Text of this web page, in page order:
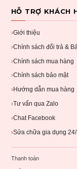
HỖ TRỢ KHÁCH
›Giới thiệu
›Chính sách đổi trả &
›Chính sách mua hàng
›Chính sách bảo mật
› Hướng dẫn mua hàng
›Tư vấn qua Zalo
›Chat Facebook
›Sửa chữa gia dụng
Thanh toán